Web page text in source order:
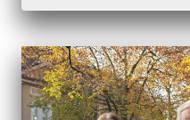
JHV
2025